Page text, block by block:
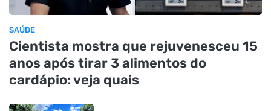
SAÚDE
Cientista mostra que rejuvenesceu 15
anos após tirar 3 alimentos do
cardápio: veja quais